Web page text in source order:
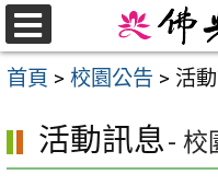
跳
至
主首頁 > 校園公告 > 活
活動訊息- 校
選
單